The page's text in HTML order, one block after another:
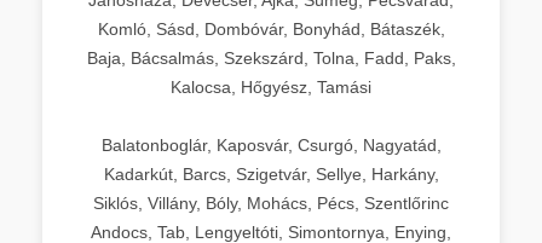
Komló, Sásd, Dombóvár, Bonyhád, Bátaszék,
Baja, Bácsalmás, Szekszárd, Tolna, Fadd, Paks,
Kalocsa, Hőgyész, Tamási
Balatonboglár, Kaposvár, Csurgó, Nagyatád,
Kadarkút, Barcs, Szigetvár, Sellye, Harkány,
Siklós, Villány, Bóly, Mohács, Pécs, Szentlőrinc
Andocs, Tab, Lengyeltóti, Simontornya, Enying,